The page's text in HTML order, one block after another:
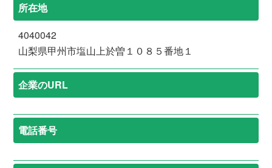
所在地
4040042
山梨県甲州市塩山上於曽１０８５番地１
企業のURL
電話番号